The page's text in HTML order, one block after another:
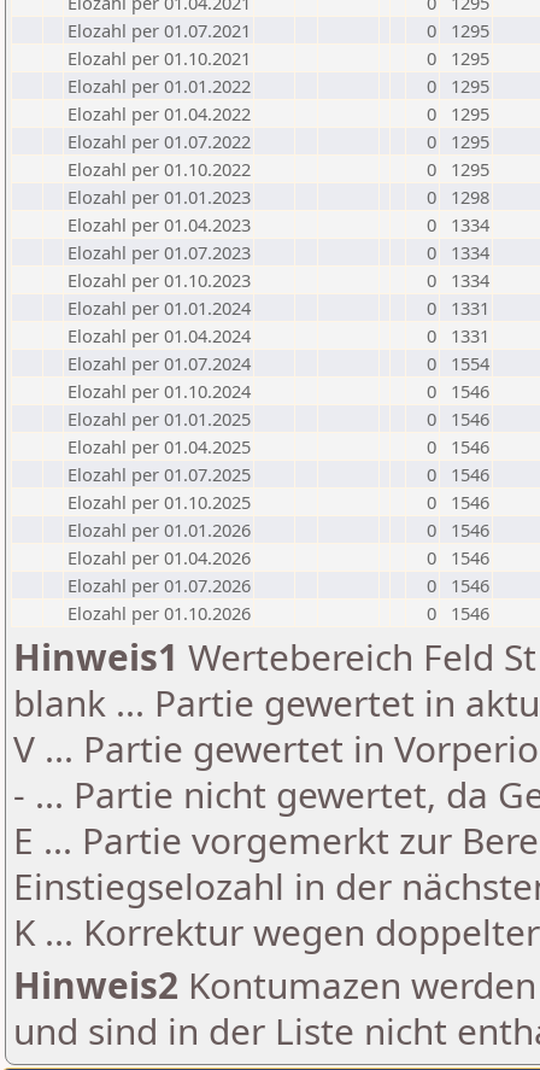
Elozahl per 01.07.2021
0
1295
Elozahl per 01.10.2021
0
1295
Elozahl per 01.01.2022
0
1295
Elozahl per 01.04.2022
0
1295
Elozahl per 01.07.2022
0
1295
Elozahl per 01.10.2022
0
1295
Elozahl per 01.01.2023
0
1298
Elozahl per 01.04.2023
0
1334
Elozahl per 01.07.2023
0
1334
Elozahl per 01.10.2023
0
1334
Elozahl per 01.01.2024
0
1331
Elozahl per 01.04.2024
0
1331
Elozahl per 01.07.2024
0
1554
Elozahl per 01.10.2024
0
1546
Elozahl per 01.01.2025
0
1546
Elozahl per 01.04.2025
0
1546
Elozahl per 01.07.2025
0
1546
Elozahl per 01.10.2025
0
1546
Elozahl per 01.01.2026
0
1546
Elozahl per 01.04.2026
0
1546
Elozahl per 01.07.2026
0
1546
Elozahl per 01.10.2026
0 1546
Hinweis1 Wertebereich Feld
blank ... Partie gewertet in
V ... Partie gewertet in
- ... Partie nicht gewertet, da
E ... Partie vorgemerkt zur
Einstiegselozahl in der
K ... Korrektur wegen
Hinweis2 Kontumazen
und sind in der Liste nicht